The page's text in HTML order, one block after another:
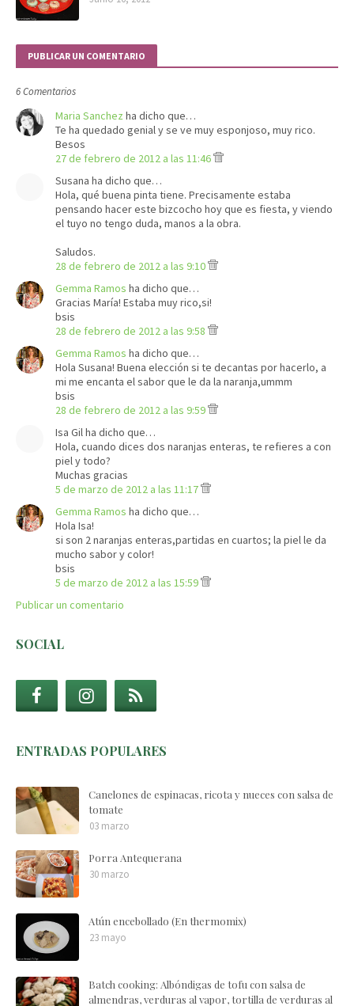
PUBLICAR UN COMENTARIO
6 Comentarios
Maria Sanchez ha dicho que…
Te ha quedado genial y se ve muy esponjoso, muy rico.
Besos
27 de febrero de 2012 a las 11:46
Susana ha dicho que…
Hola, qué buena pinta tiene. Precisamente estaba
pensando hacer este bizcocho hoy que es fiesta, y viendo
el tuyo no tengo duda, manos a la obra.
Saludos.
28 de febrero de 2012 a las 9:10
Gemma Ramos ha dicho que…
Gracias María! Estaba muy rico,si!
bsis
28 de febrero de 2012 a las 9:58
Gemma Ramos ha dicho que…
Hola Susana! Buena elección si te decantas por hacerlo, a
mi me encanta el sabor que le da la naranja,ummm
bsis
28 de febrero de 2012 a las 9:59
Isa Gil ha dicho que…
Hola, cuando dices dos naranjas enteras, te refieres a con
piel y todo?
Muchas gracias
5 de marzo de 2012 a las 11:17
Gemma Ramos ha dicho que…
Hola Isa!
si son 2 naranjas enteras,partidas en cuartos; la piel le da
mucho sabor y color!
bsis
5 de marzo de 2012 a las 15:59
Publicar un comentario
SOCIAL
ENTRADAS POPULARES
Canelones de espinacas, ricota y nueces con salsa de
tomate
03 marzo
Porra Antequerana
30 marzo
Atún encebollado (En thermomix)
23 mayo
Batch cooking: Albóndigas de tofu con salsa de
almendras, verduras al vapor, tortilla de verduras al